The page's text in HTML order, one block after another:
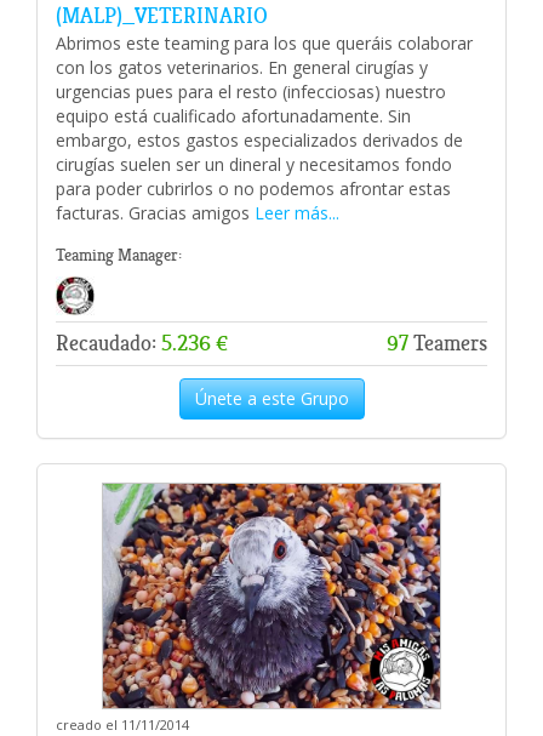
(MALP)_VETERINARIO
Abrimos este teaming para los que queráis colaborar
con los gatos veterinarios. En general cirugías y
urgencias pues para el resto (infecciosas) nuestro
equipo está cualificado afortunadamente. Sin
embargo, estos gastos especializados derivados de
cirugías suelen ser un dineral y necesitamos fondo
para poder cubrirlos o no podemos afrontar estas
facturas. Gracias amigos Leer más...
Teaming Manager:
Recaudado: 5.236 € 97Teamers
Únete a este Grupo
creado el 11/11/2014